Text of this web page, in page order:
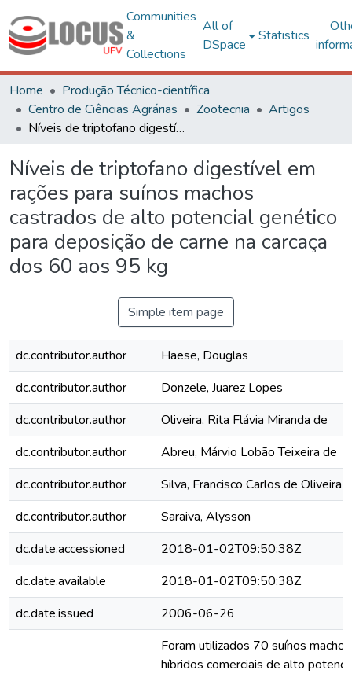
Communities
&
Collections
All of
DSpace
Statistics
Home
Produção Técnico-científica
Centro de Ciências Agrárias
Zootecnia
Artigos
Níveis de triptofano digestível em rações para suínos machos castrados de alto potencial genético para deposição de carne na carcaça dos 60 aos 95 kg
Níveis de triptofano digestível em
rações para suínos machos
castrados de alto potencial genético
para deposição de carne na carcaça
dos 60 aos 95 kg
Simple item page
dc.contributor.author
Haese, Douglas
dc.contributor.author
Donzele, Juarez Lopes
dc.contributor.author
Oliveira, Rita Flávia Miranda de
dc.contributor.author
Abreu, Márvio Lobão Teixeira de
dc.contributor.author
Silva, Francisco Carlos de Oliveira
dc.contributor.author
Saraiva, Alysson
dc.date.accessioned
2018-01-02T09:50:38Z
dc.date.available
2018-01-02T09:50:38Z
dc.date.issued
2006-06-26
Foram utilizados 70 suínos
híbridos comerciais de alto